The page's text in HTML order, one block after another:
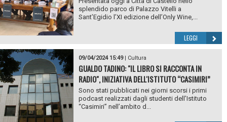
splendido parco di Palazzo Vitelli a
Sant’Egidio l’XI edizione dell’Only Wine,...
LEGGI
09/04/2024 15:49| Cultura
GUALDO TADINO: "IL LIBRO SI RACCONTA IN
RADIO", INIZIATIVA DELL'ISTITUTO “CASIMIRI”
Sono stati pubblicati nei giorni scorsi i primi
podcast realizzati dagli studenti dell’Istituto
“Casimiri” nell’ambito d...